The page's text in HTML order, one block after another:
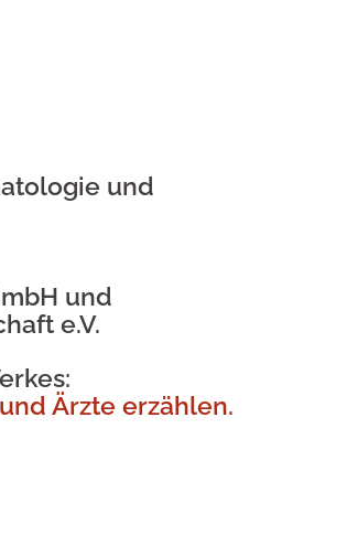
und
und
e.V.
Ärzte erzählen.